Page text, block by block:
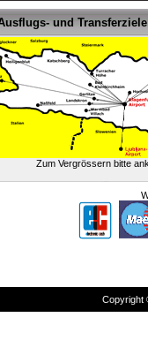
und
Zum Vergrössern bitte
Copyright